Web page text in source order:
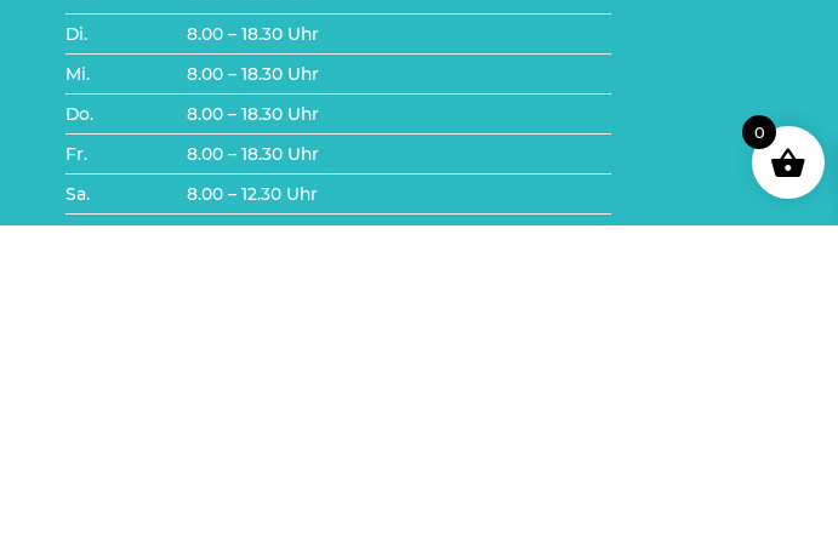
Di. 8.00 – 18.30 Uhr
Mi. 8.00 – 18.30 Uhr
Do. 8.00 – 18.30 Uhr
Fr. 8.00 – 18.30 Uhr
Sa. 8.00 – 12.30 Uhr
0